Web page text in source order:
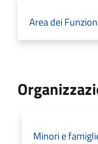
Area dei
Minori e